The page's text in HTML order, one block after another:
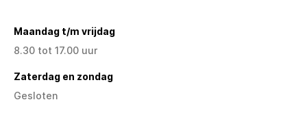
Maandag t/m vrijdag
8.30 tot 17.00 uur
Zaterdag en zondag
Gesloten